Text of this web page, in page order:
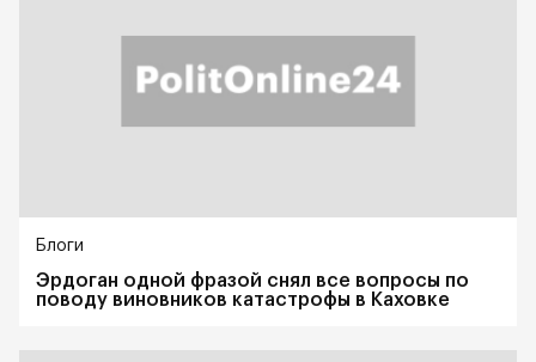
Блоги
Эрдоган одной фразой снял все вопросы по
поводу виновников катастрофы в Каховке